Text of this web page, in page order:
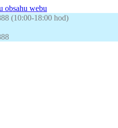
obsahu webu
(10:00-18:00 hod)